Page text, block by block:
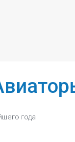
года